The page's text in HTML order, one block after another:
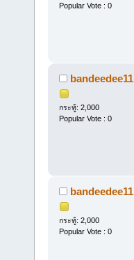
Popular Vote : 0
bandeedee11
กระทู้: 2,000
Popular Vote : 0
bandeedee11
กระทู้: 2,000
Popular Vote : 0